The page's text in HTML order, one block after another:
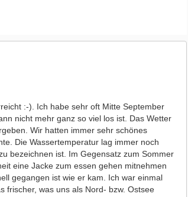
:-). Ich habe sehr oft Mitte September
nicht mehr ganz so viel los ist. Das Wetter
Wir hatten immer sehr schönes
Die Wassertemperatur lag immer noch
bezeichnen ist. Im Gegensatz zum Sommer
eine Jacke zum essen gehen mitnehmen
gegangen ist wie er kam. Ich war einmal
frischer, was uns als Nord- bzw. Ostsee